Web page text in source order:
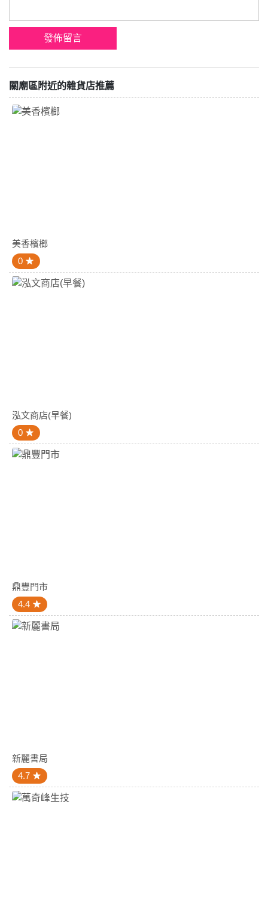
關廟區附近的雜貨店推薦
美香檳榔
0
泓文商店(早餐)
0
鼎豐門市
4.4
新麗書局
4.7